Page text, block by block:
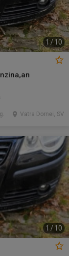
1 /10
Vatra Dornei, SV
1 / 10